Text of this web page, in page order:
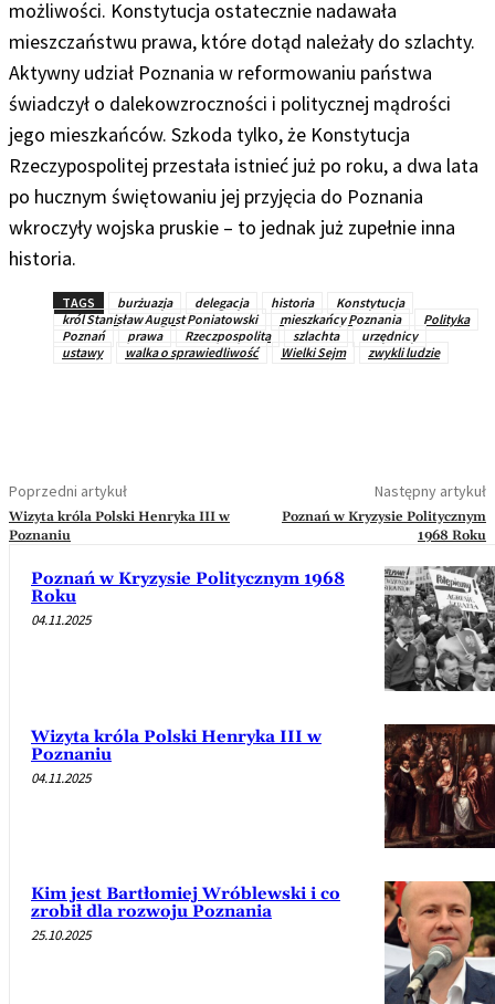
możliwości. Konstytucja ostatecznie nadawała
mieszczaństwu prawa, które dotąd należały do szlachty.
Aktywny udział Poznania w reformowaniu państwa
świadczył o dalekowzroczności i politycznej mądrości
jego mieszkańców. Szkoda tylko, że Konstytucja
Rzeczypospolitej przestała istnieć już po roku, a dwa lata
po hucznym świętowaniu jej przyjęcia do Poznania
wkroczyły wojska pruskie – to jednak już zupełnie inna
historia.
TAGS burżuazja delegacja historia
Konstytucja
król Stanisław August Poniatowski
mieszkańcy Poznania
Polityka
Poznań
prawa Rzeczpospolita szlachta
urzędnicy
ustawy
walka o sprawiedliwość Wielki Sejm zwykli ludzie
Poprzedni artykuł
Wizyta króla Polski Henryka III w
Poznaniu
Następny artykuł
Poznań w Kryzysie Politycznym
1968 Roku
Poznań w Kryzysie Politycznym 1968
Roku
04.11.2025
Wizyta króla Polski Henryka III w
Poznaniu
04.11.2025
Kim jest Bartłomiej Wróblewski i co
zrobił dla rozwoju Poznania
25.10.2025